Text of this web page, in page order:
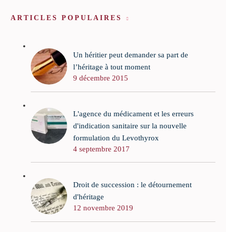
ARTICLES POPULAIRES
Un héritier peut demander sa part de
l’héritage à tout moment
9 décembre 2015
L'agence du médicament et les erreurs
d'indication sanitaire sur la nouvelle
formulation du Levothyrox
4 septembre 2017
Droit de succession : le détournement
d'héritage
12 novembre 2019